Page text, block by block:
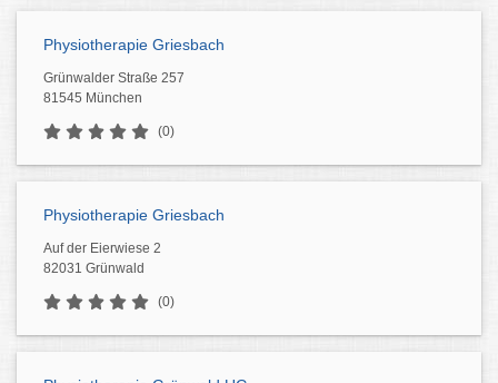
Physiotherapie Griesbach
Grünwalder Straße 257
81545 München
(0)
Physiotherapie Griesbach
Auf der Eierwiese 2
82031 Grünwald
(0)